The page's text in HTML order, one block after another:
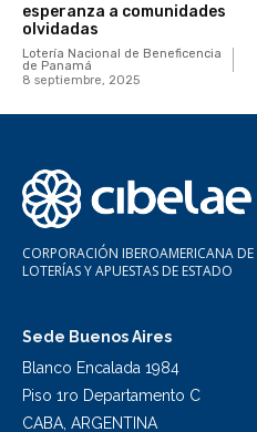
esperanza a comunidades
olvidadas
Lotería Nacional de Beneficencia
de Panamá
8 septiembre, 2025
CORPORACIÓN IBEROAMERICANA DE
LOTERÍAS Y APUESTAS DE ESTADO
Sede Buenos Aires
Blanco Encalada 1984
Piso 1ro Departamento C
CABA, ARGENTINA